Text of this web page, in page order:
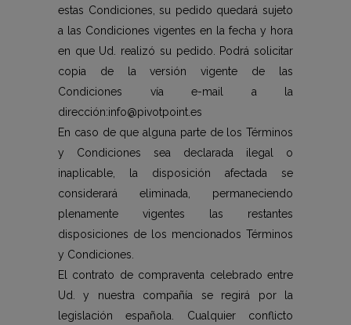
estas Condiciones, su pedido quedará sujeto
a las Condiciones vigentes en la fecha y hora
en que Ud. realizó su pedido. Podrá solicitar
copia de la versión vigente de las
Condiciones vía e-mail a la
dirección:info@pivotpoint.es
En caso de que alguna parte de los Términos
y Condiciones sea declarada ilegal o
inaplicable, la disposición afectada se
considerará eliminada, permaneciendo
plenamente vigentes las restantes
disposiciones de los mencionados Términos
y Condiciones.
El contrato de compraventa celebrado entre
Ud. y nuestra compañía se regirá por la
legislación española. Cualquier conflicto